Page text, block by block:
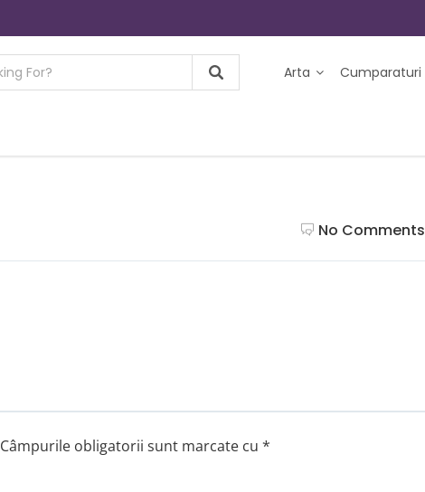
Arta Cumparaturi
No Comments
Câmpurile obligatorii sunt marcate cu *